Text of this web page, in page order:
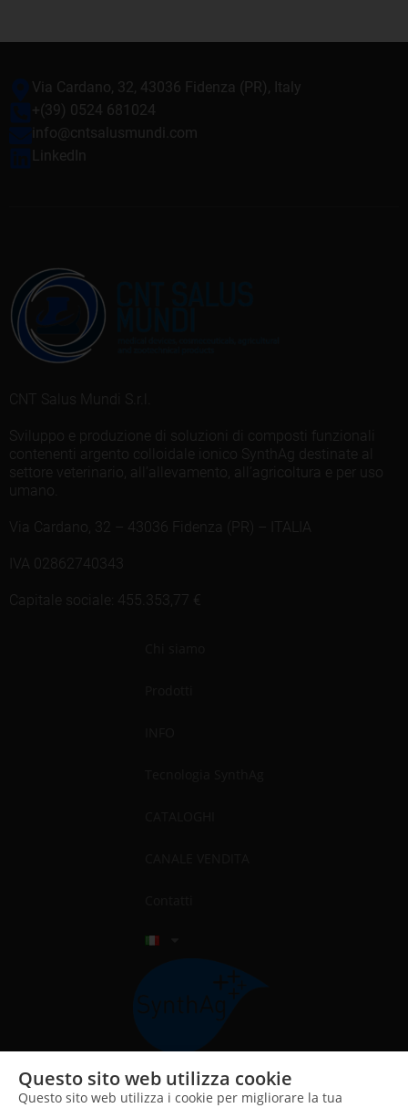
Via Cardano, 32, 43036 Fidenza (PR), Italy
+(39) 0524 681024
info@cntsalusmundi.com
LinkedIn
CNT Salus Mundi S.r.l.
Sviluppo e produzione di soluzioni di composti funzionali
contenenti argento colloidale ionico SynthAg destinate al
settore veterinario, all’allevamento, all’agricoltura e per uso
umano.
Via Cardano, 32 – 43036 Fidenza (PR) – ITALIA
IVA 02862740343
Capitale sociale: 455.353,77 €
Questo sito web utilizza cookie
Questo sito web utilizza i cookie per migliorare la tua